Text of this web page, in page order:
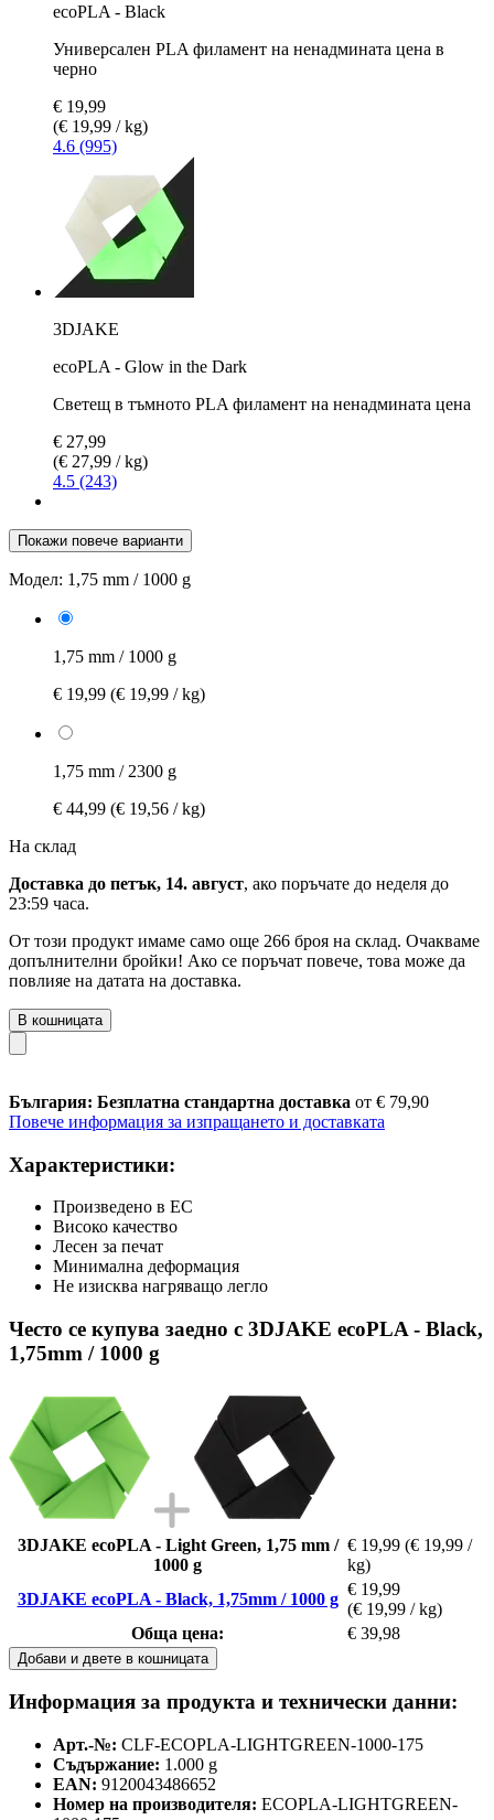
ecoPLA - Black
Универсален PLA филамент на ненадмината цена в
черно
€ 19,99
(€ 19,99 / kg)
4.6 (995)
3DJAKE
ecoPLA - Glow in the Dark
Светещ в тъмното PLA филамент на ненадмината цена
€ 27,99
(€ 27,99 / kg)
4.5 (243)
Покажи повече варианти
Модел: 1,75 mm / 1000 g
1,75 mm / 1000 g
€ 19,99 (€ 19,99 / kg)
1,75 mm / 2300 g
€ 44,99 (€ 19,56 / kg)
На склад
Доставка до петък, 14. август, ако поръчате до неделя до
23:59 часа.
От този продукт имаме само още 266 броя на склад. Очакваме
допълнителни бройки! Ако се поръчат повече, това може да
повлияе на датата на доставка.
В кошницата
България: Безплатна стандартна доставка от € 79,90
Повече информация за изпращането и доставката
Характеристики:
Произведено в ЕС
Високо качество
Лесен за печат
Минимална деформация
Не изисква нагряващо легло
Често се купува заедно с 3DJAKE ecoPLA - Black,
1,75mm / 1000 g
3DJAKE ecoPLA - Light Green, 1,75 mm /
1000 g
€ 19,99 (€ 19,99 /
kg)
3DJAKE ecoPLA - Black, 1,75mm / 1000 g
€ 19,99
(€ 19,99 / kg)
Обща цена:
€ 39,98
Добави и двете в кошницата
Информация за продукта и технически данни:
Арт.-№: CLF-ECOPLA-LIGHTGREEN-1000-175
Съдържание: 1.000 g
EAN: 9120043486652
Номер на производителя: ECOPLA-LIGHTGREEN-